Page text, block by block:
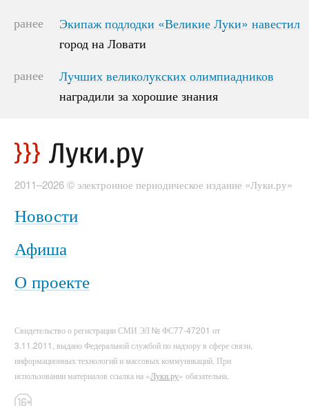
ранее
Экипаж подлодки «Великие Луки» навестил
город на Ловати
Экипаж подлодки «Великие Луки» навестил
город на Ловати
ранее
Лучших великолукских олимпиадников
наградили за хорошие знания
Лучших великолукских олимпиадников
наградили за хорошие знания
2011–2026 © электронное периодическое издание «Луки.ру»
Новости
Афиша
О проекте
Свидетельство о регистрации СМИ ЭЛ № ФС77-47201 от
3.11.2011, выдано Федеральной службой по надзору в сфере связи,
информационных технологий и массовых коммуникаций. При
использовании материалов ссылка на «Луки.ру» обязательна.